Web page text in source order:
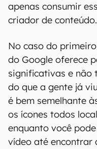
apenas consumir
criador de conteúdo.
No caso do
do Google oferece
significativas e não
do que a gente já
é bem semelhante
os ícones todos
enquanto você
vídeo até encontrar